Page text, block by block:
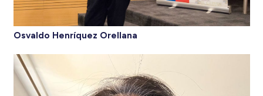
Osvaldo Henríquez Orellana